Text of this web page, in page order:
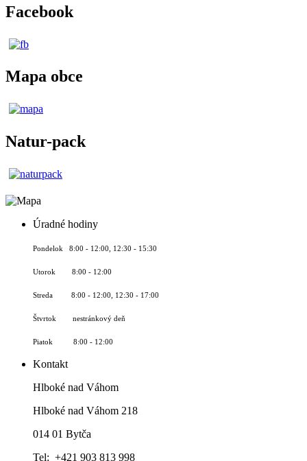
Facebook
Mapa obce
Natur-pack
Úradné hodiny
Pondelok 8:00 - 12:00, 12:30 - 15:30
Utorok 8:00 - 12:00
Streda 8:00 - 12:00, 12:30 - 17:00
Štvrtok nestránkový deň
Piatok 8:00 - 12:00
Kontakt
Hlboké nad Váhom
Hlboké nad Váhom 218
014 01 Bytča
Tel: +421 903 813 998